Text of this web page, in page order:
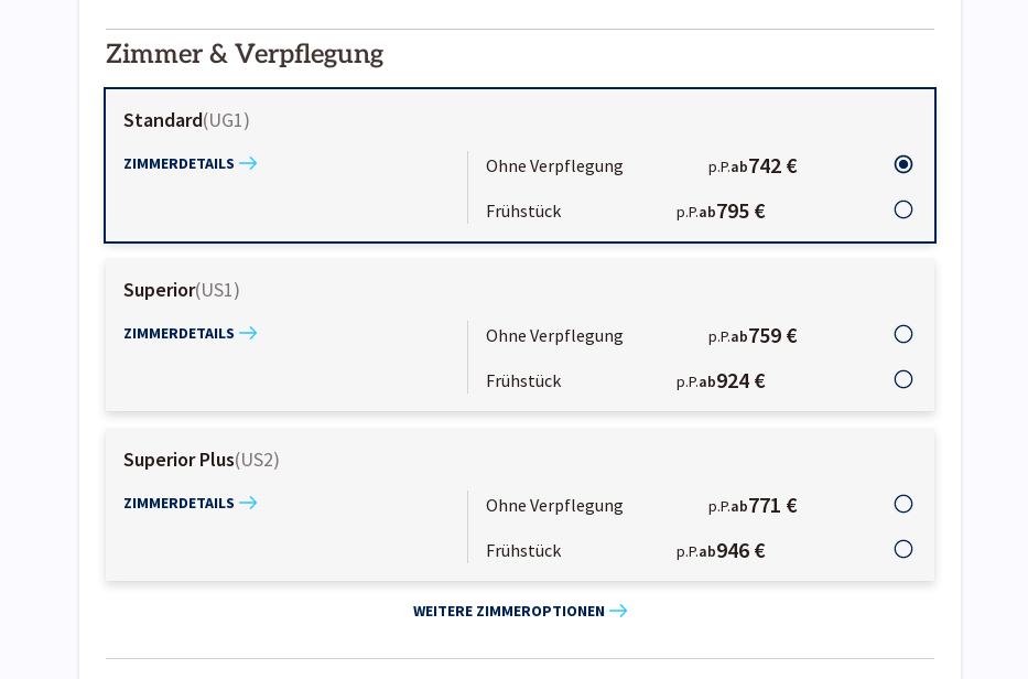
01-02
Zimmer & Verpflegung
Standard(UG1)
ZIMMERDETAILS Ohne Verpflegung p.P.ab742 €
Frühstück p.P.ab795 €
Superior(US1)
ZIMMERDETAILS Ohne Verpflegung p.P.ab759 €
Frühstück p.P.ab924 €
Superior Plus(US2)
ZIMMERDETAILS Ohne Verpflegung p.P.ab771 €
Frühstück p.P.ab946 €
WEITERE ZIMMEROPTIONEN